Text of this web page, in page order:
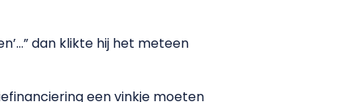
dan klikte hij het meteen
een vinkje moeten